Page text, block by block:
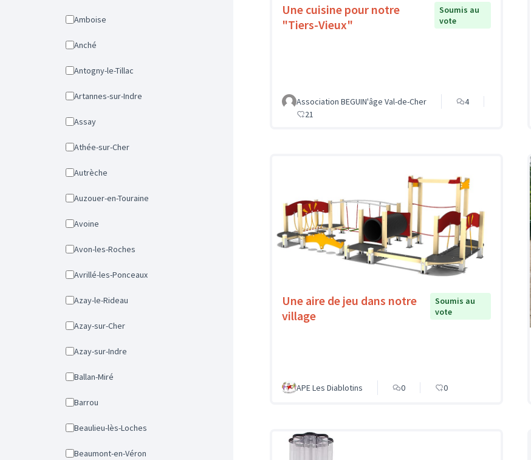
Amboise
Anché
Antogny-le-Tillac
Artannes-sur-Indre
Assay
Athée-sur-Cher
Autrèche
Auzouer-en-Touraine
Avoine
Avon-les-Roches
Avrillé-les-Ponceaux
Azay-le-Rideau
Azay-sur-Cher
Azay-sur-Indre
Ballan-Miré
Barrou
Beaulieu-lès-Loches
Beaumont-en-Véron
Une cuisine pour notre
"Tiers-Vieux"
Soumis au
vote
Association BEGUIN'âge Val-de-Cher
4
21
Une aire de jeu dans notre
village
Soumis au
vote
APE Les Diablotins 0 0